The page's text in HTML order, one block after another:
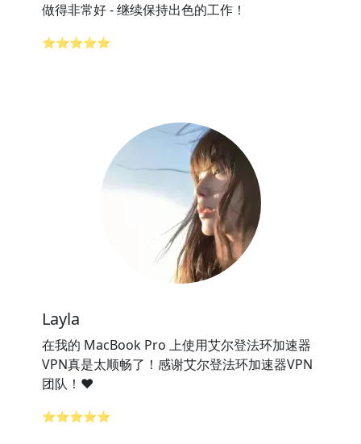
做得非常好 - 继续保持出色的工作！
⭐⭐⭐⭐⭐
Layla
在我的 MacBook Pro 上使用艾尔登法环加速器
VPN真是太顺畅了！感谢艾尔登法环加速器VPN
团队！❤️
⭐⭐⭐⭐⭐